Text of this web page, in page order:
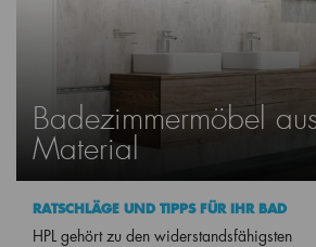
Badezimmermöbel
Material
RATSCHLÄGE UND TIPPS FÜR IHR BAD
HPL gehört zu den widerstandsfähigsten